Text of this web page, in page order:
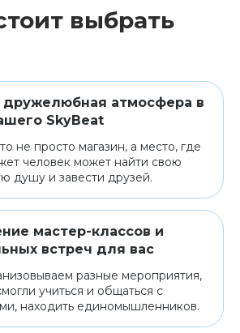
выбрать
дружелюбная атмосфера в
SkyBeat
не просто магазин, а место, где
человек может найти свою
душу и завести друзей.
мастер-классов и
встреч для вас
разные мероприятия,
учиться и общаться с
находить единомышленников.